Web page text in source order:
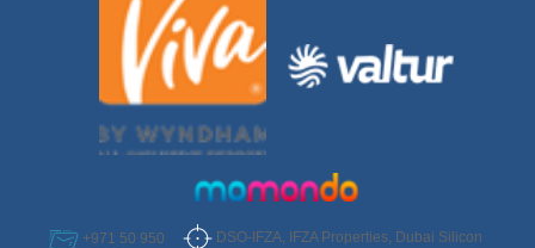
+971 50 950
DSO-IFZA, IFZA Properties, Dubai Silicon